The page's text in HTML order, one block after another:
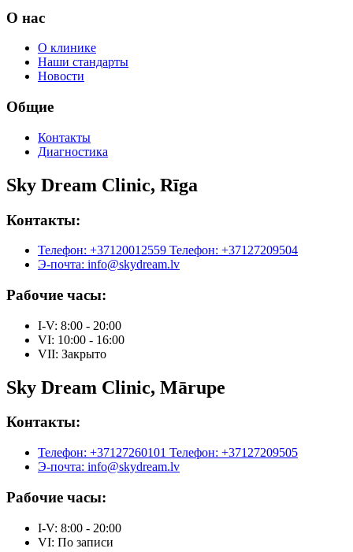
O нас
О клинике
Наши стандарты
Новости
Общие
Контакты
Диагностика
Sky Dream Clinic, Rīga
Контакты:
Телефон: +37120012559 Телефон: +37127209504
Э-почта: info@skydream.lv
Рабочие часы:
I-V: 8:00 - 20:00
VI: 10:00 - 16:00
VII: Закрыто
Sky Dream Clinic, Mārupe
Контакты:
Телефон: +37127260101 Телефон: +37127209505
Э-почта: info@skydream.lv
Рабочие часы:
I-V: 8:00 - 20:00
VI: По записи